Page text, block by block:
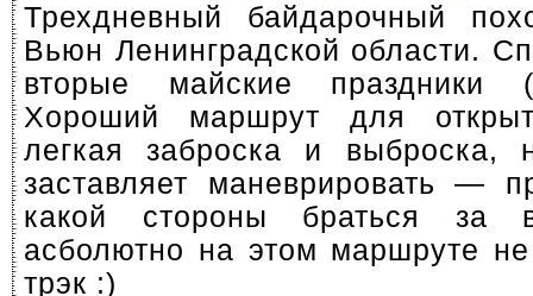
Трехдневный байдарочный
Вьюн Ленинградской области.
вторые майские праздники
Хороший маршрут для
легкая заброска и выброска,
заставляет маневрировать —
какой стороны браться за
асболютно на этом маршруте
трэк :)